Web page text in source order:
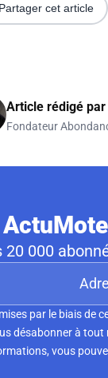
Partager cet article
Article rédigé par
Fondateur
20 000
par le biais de
désabonner à
vous